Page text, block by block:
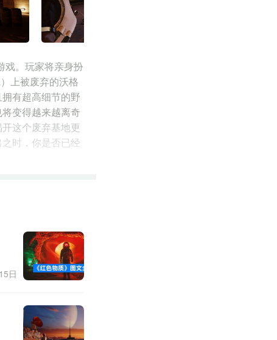
戏。玩家将亲身扮
上被废弃的沃格
有超高细节的野
变得越来越离奇
这个废弃基地更
时，你是否已经
日